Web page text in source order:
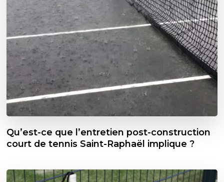
Qu’est-ce que l’entretien post-construction
court de tennis Saint-Raphaël implique ?